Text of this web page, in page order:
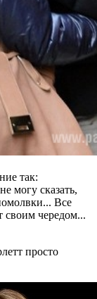
так:
могу сказать,
Все
своим чередом...
просто